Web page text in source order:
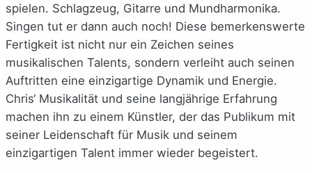
spielen. Schlagzeug, Gitarre und Mundharmonika.
Singen tut er dann auch noch! Diese bemerkenswerte
Fertigkeit ist nicht nur ein Zeichen seines
musikalischen Talents, sondern verleiht auch seinen
Auftritten eine einzigartige Dynamik und Energie.
Chris‘ Musikalität und seine langjährige Erfahrung
machen ihn zu einem Künstler, der das Publikum mit
seiner Leidenschaft für Musik und seinem
einzigartigen Talent immer wieder begeistert.